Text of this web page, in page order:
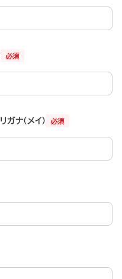
必須
必須
ガナ（メイ）